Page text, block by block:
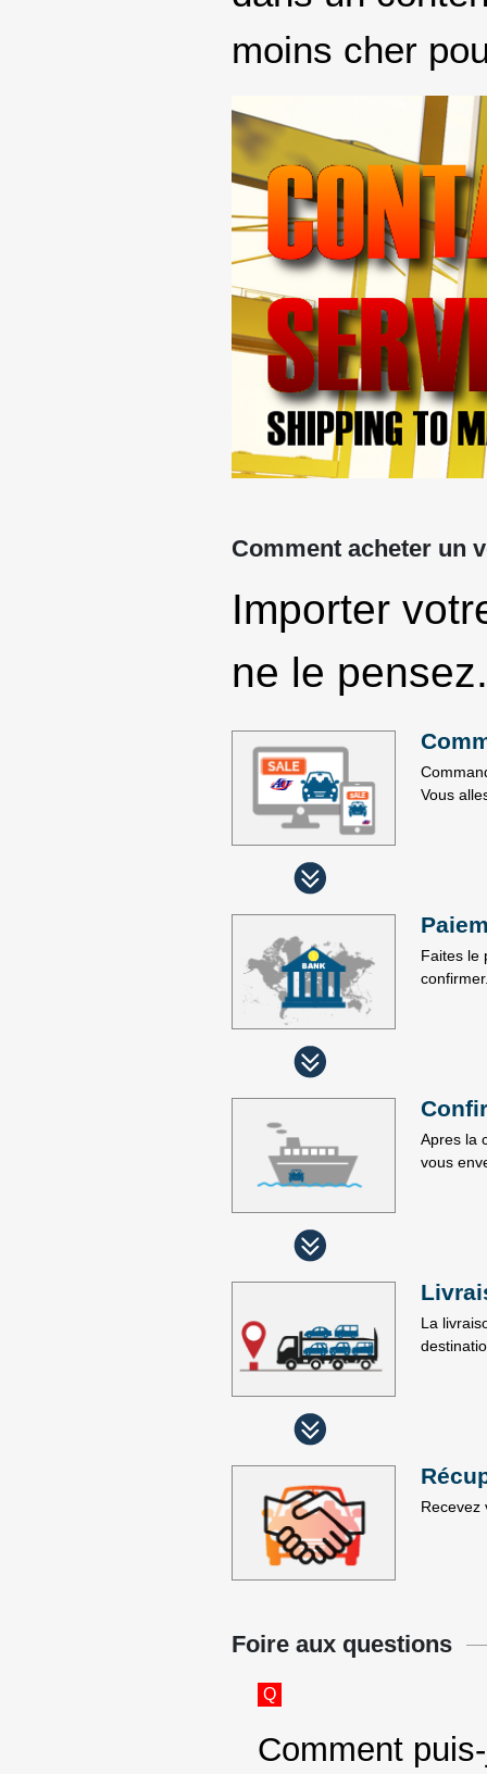
moins cher
Comment acheter un
Importer
ne le pensez.
Vous
Faites le
Apres la
vous
La
Recevez
Foire aux questions
Q
Comment